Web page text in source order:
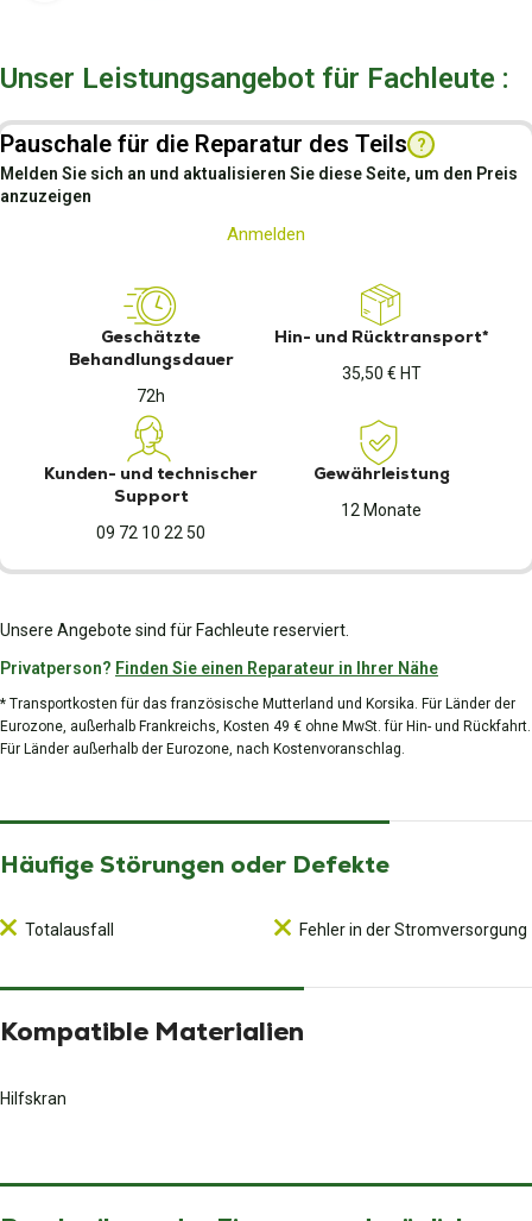
Unser Leistungsangebot für Fachleute :
Pauschale für die Reparatur des Teils ?
Melden Sie sich an und aktualisieren Sie diese Seite, um den Preis
anzuzeigen
Anmelden
Geschätzte
Behandlungsdauer
72h
Hin- und Rücktransport*
35,50 € HT
Kunden- und technischer
Support
09 72 10 22 50
Gewährleistung
12 Monate
Unsere Angebote sind für Fachleute reserviert.
Privatperson? Finden Sie einen Reparateur in Ihrer Nähe
* Transportkosten für das französische Mutterland und Korsika. Für Länder der
Eurozone, außerhalb Frankreichs, Kosten 49 € ohne MwSt. für Hin- und Rückfahrt.
Für Länder außerhalb der Eurozone, nach Kostenvoranschlag.
Häufige Störungen oder Defekte
Totalausfall Fehler in der Stromversorgung
Kompatible Materialien
Hilfskran